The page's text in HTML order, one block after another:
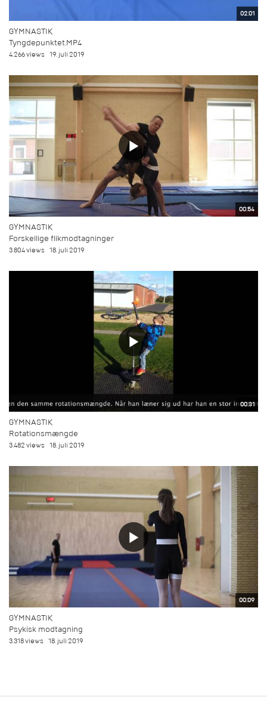
02:01
GYMNASTIK
Tyngdepunktet.MP4
4.266 views 19. juli 2019
00:54
GYMNASTIK
Forskellige flikmodtagninger
3.804 views 18. juli 2019
00:31
GYMNASTIK
Rotationsmængde
3.482 views 18. juli 2019
00:09
GYMNASTIK
Psykisk modtagning
3.318 views 18. juli 2019